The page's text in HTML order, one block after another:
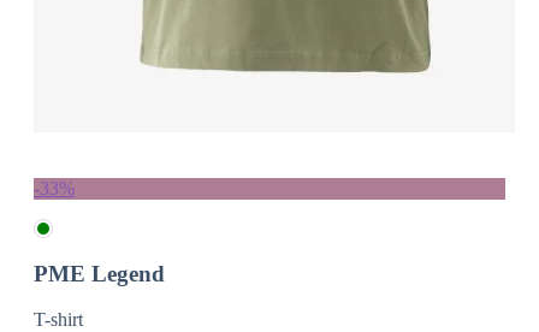
-33%
PME Legend
T-shirt